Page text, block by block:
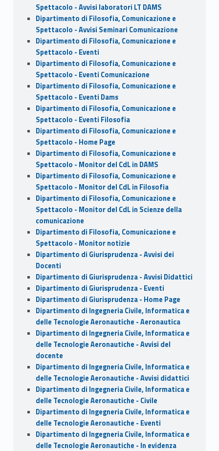
Spettacolo - Avvisi laboratori LT DAMS
Dipartimento di Filosofia, Comunicazione e
Spettacolo - Avvisi Seminari Comunicazione
Dipartimento di Filosofia, Comunicazione e
Spettacolo - Eventi
Dipartimento di Filosofia, Comunicazione e
Spettacolo - Eventi Comunicazione
Dipartimento di Filosofia, Comunicazione e
Spettacolo - Eventi Dams
Dipartimento di Filosofia, Comunicazione e
Spettacolo - Eventi Filosofia
Dipartimento di Filosofia, Comunicazione e
Spettacolo - Home Page
Dipartimento di Filosofia, Comunicazione e
Spettacolo - Monitor del CdL in DAMS
Dipartimento di Filosofia, Comunicazione e
Spettacolo - Monitor del CdL in Filosofia
Dipartimento di Filosofia, Comunicazione e
Spettacolo - Monitor del CdL in Scienze della
comunicazione
Dipartimento di Filosofia, Comunicazione e
Spettacolo - Monitor notizie
Dipartimento di Giurisprudenza - Avvisi dei
Docenti
Dipartimento di Giurisprudenza - Avvisi Didattici
Dipartimento di Giurisprudenza - Eventi
Dipartimento di Giurisprudenza - Home Page
Dipartimento di Ingegneria Civile, Informatica e
delle Tecnologie Aeronautiche - Aeronautica
Dipartimento di Ingegneria Civile, Informatica e
delle Tecnologie Aeronautiche - Avvisi del
docente
Dipartimento di Ingegneria Civile, Informatica e
delle Tecnologie Aeronautiche - Avvisi didattici
Dipartimento di Ingegneria Civile, Informatica e
delle Tecnologie Aeronautiche - Civile
Dipartimento di Ingegneria Civile, Informatica e
delle Tecnologie Aeronautiche - Eventi
Dipartimento di Ingegneria Civile, Informatica e
delle Tecnologie Aeronautiche - In evidenza